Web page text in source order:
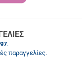
.
παραγγελίες.